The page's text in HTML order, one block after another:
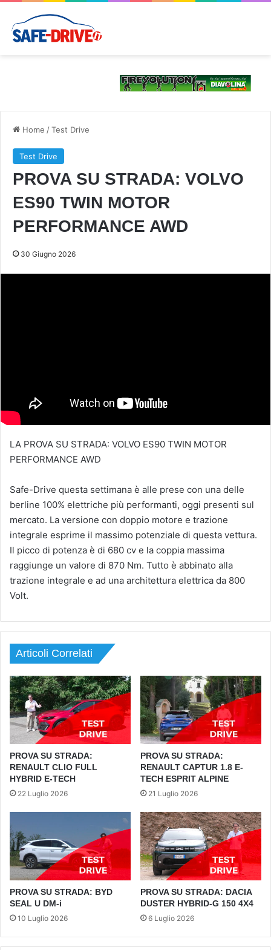
Home /Test Drive
Test Drive
PROVA SU STRADA: VOLVO
ES90 TWIN MOTOR
PERFORMANCE AWD
30 Giugno 2026
LA PROVA SU STRADA: VOLVO ES90 TWIN MOTOR
PERFORMANCE AWD
Safe-Drive questa settimana è alle prese con una delle
berline 100% elettriche più performanti, oggi presenti sul
mercato. La versione con doppio motore e trazione
integrale esprime il massimo potenziale di questa vettura.
Il picco di potenza è di 680 cv e la coppia massima
raggiunge un valore di 870 Nm. Tutto è abbinato alla
trazione integrale e ad una architettura elettrica da 800
Volt.
Articoli Correlati
PROVA SU STRADA:
RENAULT CLIO FULL
HYBRID E-TECH
22 Luglio 2026
PROVA SU STRADA:
RENAULT CAPTUR 1.8 E-
TECH ESPRIT ALPINE
21 Luglio 2026
PROVA SU STRADA: BYD
SEAL U DM-i
10 Luglio 2026
PROVA SU STRADA: DACIA
DUSTER HYBRID-G 150 4X4
6 Luglio 2026